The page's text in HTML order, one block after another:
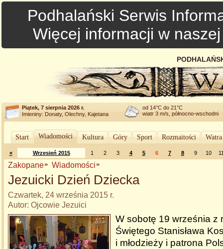
Podhalański Serwis
Więcej informacji w
Piątek, 7 sierpnia 2026 r.
Imieniny: Donaty, Olechny, Kajetana
od 14°C do 21°C
wiatr 3 m/s, północno-wschodni
Start Wiadomości Kultura Góry Sport Rozmaitości
« Wrzesień 2015 1 2 3 4 5 6 7 8 9 10
Zakopane Wiadomości
Jezuicki Dzień Dziecka
Czwartek, 24 września 2015 r.
Autor: Ojcowie Jezuici
W sobotę 19 września z
Świętego Stanisława
i młodzieży i patrona